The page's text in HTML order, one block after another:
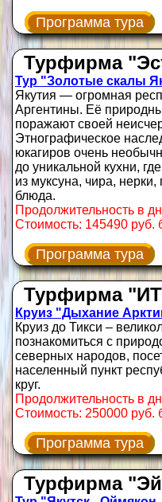
Программа тура
Турфирма
Тур "Золотые скалы
Якутия — огромная
Аргентины. Её
поражают своей
Этнографическое
юкагиров очень
до уникальной кухни,
из муксуна, чира,
блюда.
Продолжительность в
Стоимость: 145490 руб.
Программа тура
Турфирма
Круиз "Дыхание
Круиз до Тикси –
познакомиться с
северных народов,
населенный пункт
круг.
Продолжительность в
Стоимость: 250000 руб.
Программа тура
Турфирма